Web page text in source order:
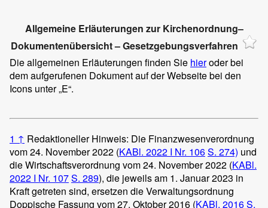
Allgemeine Erläuterungen zur Kirchenordnung–
Dokumentenübersicht – Gesetzgebungsverfahren
Die allgemeinen Erläuterungen finden Sie hieroder bei
dem aufgerufenen Dokument auf der Webseite bei den
Icons unter „E“.
1 ↑ Redaktioneller Hinweis: Die Finanzwesenverordnung
vom 24. November 2022 (KABl. 2022 I Nr. 106S. 274) und
die Wirtschaftsverordnung vom 24. November 2022 (KABl.
2022 I Nr. 107S. 289), die jeweils am 1. Januar 2023 in
Kraft getreten sind, ersetzen die Verwaltungsordnung
Doppische Fassung vom 27. Oktober 2016 (KABl. 2016 S.